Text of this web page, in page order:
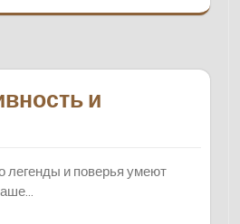
и
легенды и поверья умеют